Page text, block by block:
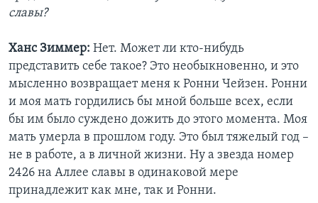
славы?
Ханс Зиммер: Нет. Может ли кто-нибудь
представить себе такое? Это необыкновенно, и это
мысленно возвращает меня к Ронни Чейзен. Ронни
и моя мать гордились бы мной больше всех, если
бы им было суждено дожить до этого момента. Моя
мать умерла в прошлом году. Это был тяжелый год –
не в работе, а в личной жизни. Ну а звезда номер
2426 на Аллее славы в одинаковой мере
принадлежит как мне, так и Ронни.